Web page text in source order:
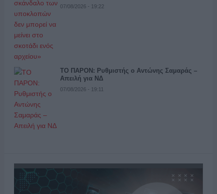
07/08/2026 - 19:22
ΤΟ ΠΑΡΟΝ: Ρυθμιστής ο Αντώνης Σαμαράς –
Απειλή για ΝΔ
07/08/2026 - 19:11